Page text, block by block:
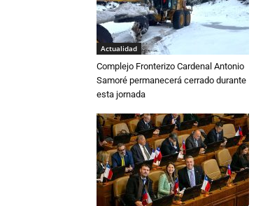
Actualidad
Complejo Fronterizo Cardenal Antonio
Samoré permanecerá cerrado durante
esta jornada